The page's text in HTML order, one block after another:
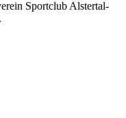
Sportclub Alstertal-